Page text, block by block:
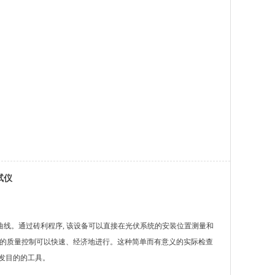
仪
。通过砖利程序, 该设备可以直接在光伏系统的安装位置测量和
质量控制可以快速、经济地进行。这种简单而有意义的实际检查
目的的工具。